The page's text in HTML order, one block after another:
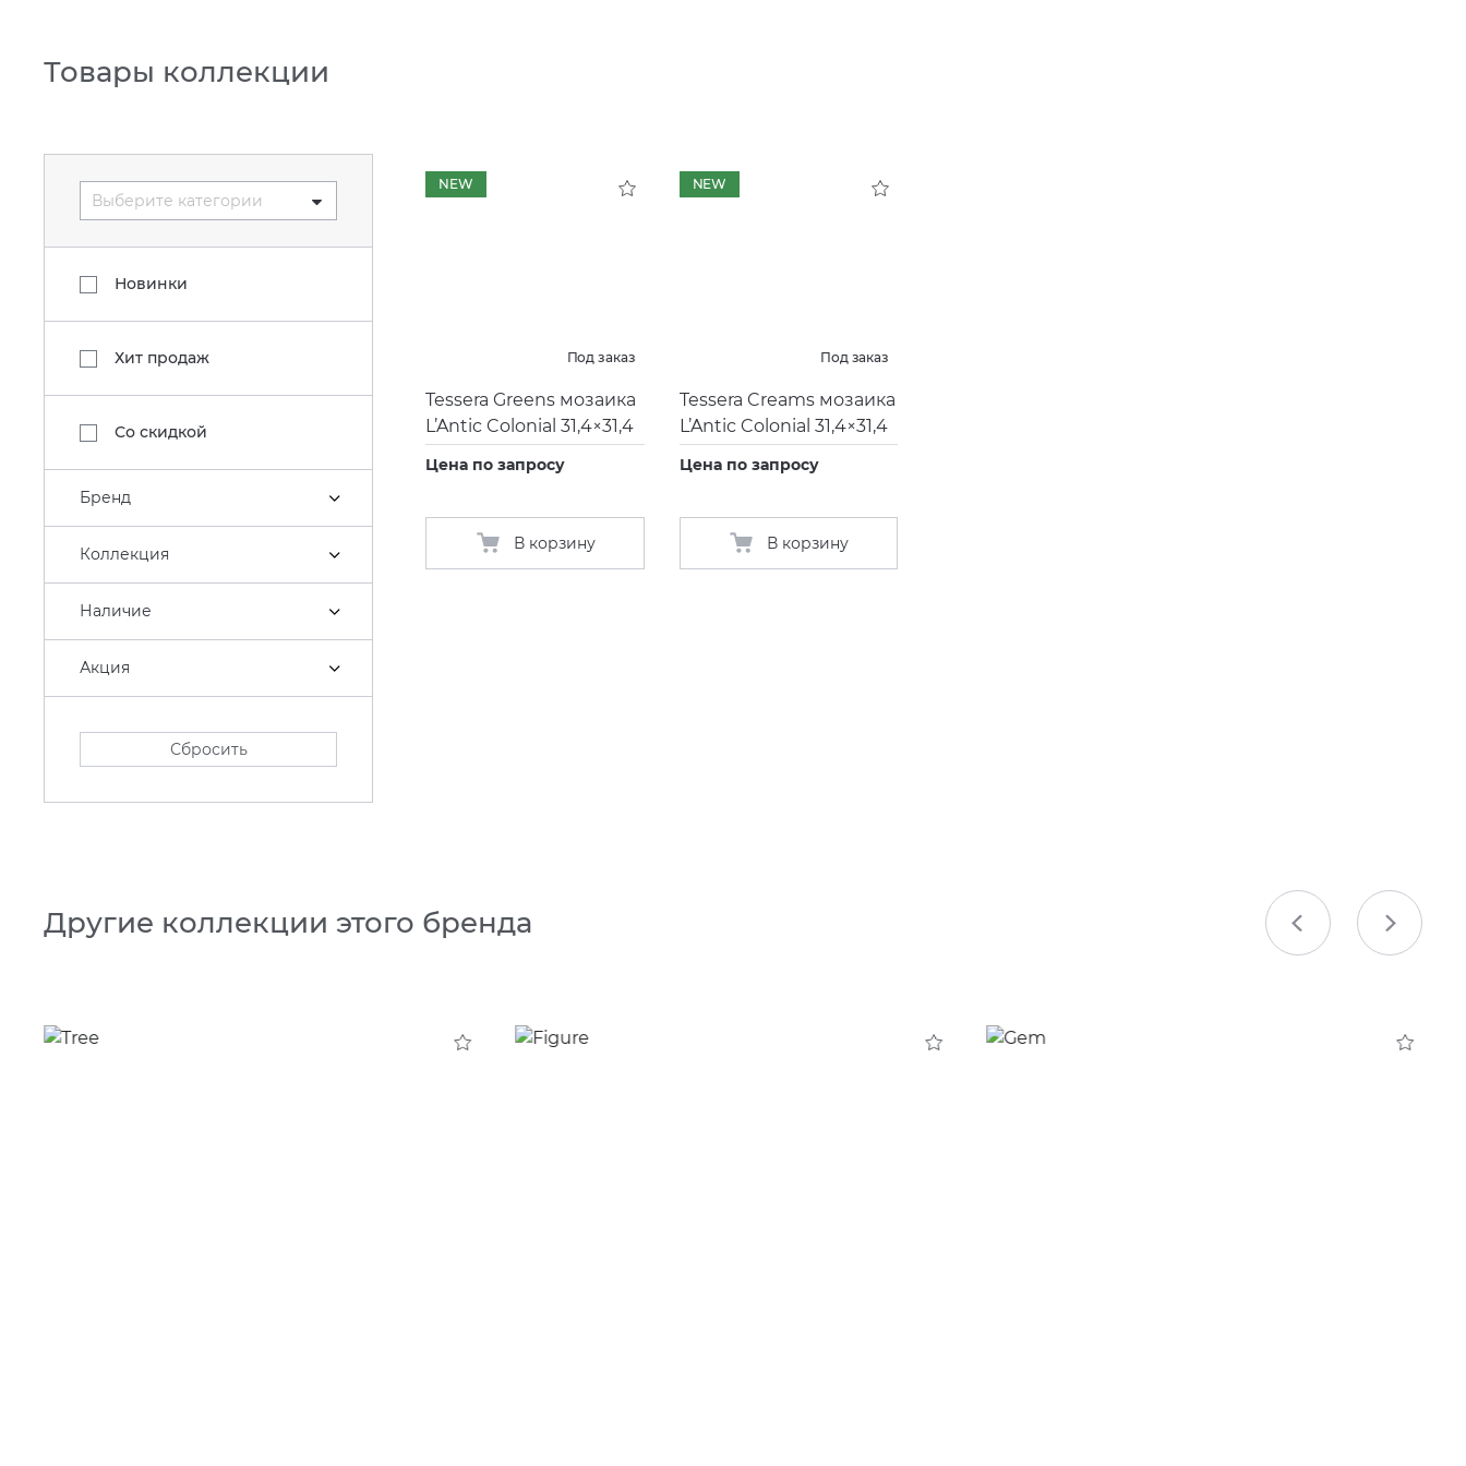
Товары коллекции
Выберите категории
Новинки
Хит продаж
Со скидкой
Бренд
Коллекция
Наличие
Акция
Сбросить
NEW
Под заказ
Tessera Greens мозаика
L’Antic Colonial 31,4×31,4
Цена по запросу
В корзину
NEW
Под заказ
Tessera Creams мозаика
L’Antic Colonial 31,4×31,4
Цена по запросу
В корзину
Другие коллекции этого бренда